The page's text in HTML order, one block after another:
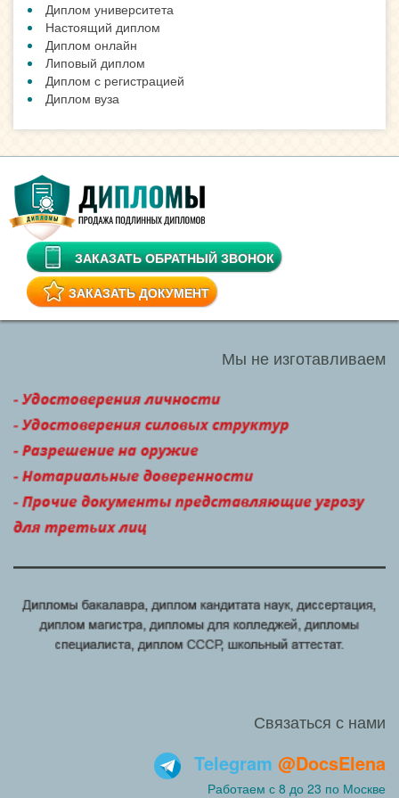
Диплом университета
Настоящий диплом
Диплом онлайн
Липовый диплом
Диплом с регистрацией
Диплом вуза
ЗАКАЗАТЬ ОБРАТНЫЙ ЗВОНОК
ЗАКАЗАТЬ ДОКУМЕНТ
Мы не изготавливаем
Связаться с нами
Telegram @DocsElena
Работаем с 8 до 23 по Москве